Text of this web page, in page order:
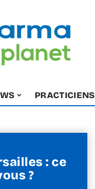
PRACTICIENS
: ce
?